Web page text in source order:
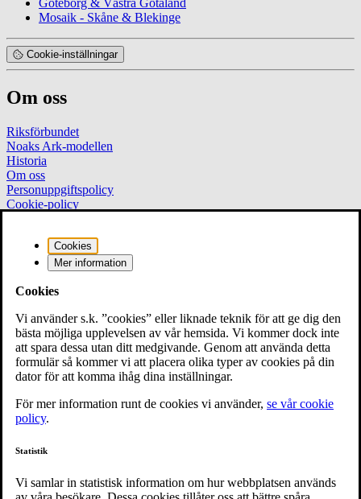
Cookies
Mer information
Cookies
Vi använder s.k. ”cookies” eller liknade teknik för att ge dig den
bästa möjliga upplevelsen av vår hemsida. Vi kommer dock inte
att spara dessa utan ditt medgivande. Genom att använda detta
formulär så kommer vi att placera olika typer av cookies på din
dator för att komma ihåg dina inställningar.
För mer information runt de cookies vi använder, se vår cookie
policy.
Statistik
Vi samlar in statistisk information om hur webbplatsen används
Göteborg & Västra Götaland
Mosaik - Skåne & Blekinge
Cookie-inställningar
Om oss
Riksförbundet
Noaks Ark-modellen
Historia
Om oss
Personuppgiftspolicy
Cookie-policy
Vad gör noaks ark
Noaks Ark Podden
Press & Opinion Stöd oss Hivtesta dig
Riksförbundet
Riksförbundet Noaks Ark
Vasagatan 28
111 20 Stockholm
08-700 46 00